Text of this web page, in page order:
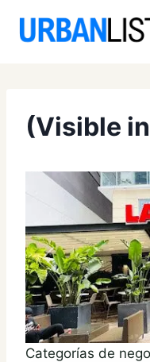
(Visible
Anterior
Categorías de